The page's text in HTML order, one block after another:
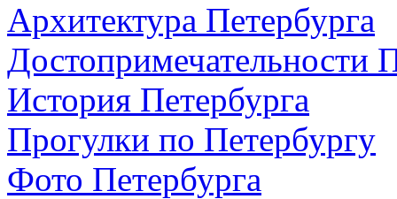
Архитектура Петербурга
Достопримечательности
История Петербурга
Прогулки по Петербургу
Фото Петербурга